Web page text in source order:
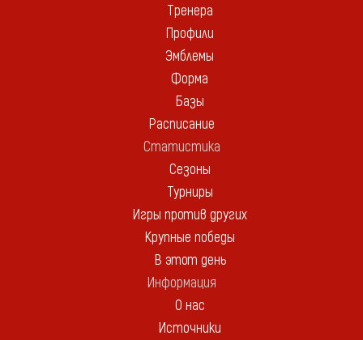
Тренера
Профили
Эмблемы
Форма
Базы
Расписание
Статистика
Сезоны
Турниры
Игры против других
Крупные победы
В этот день
Информация
О нас
Источники